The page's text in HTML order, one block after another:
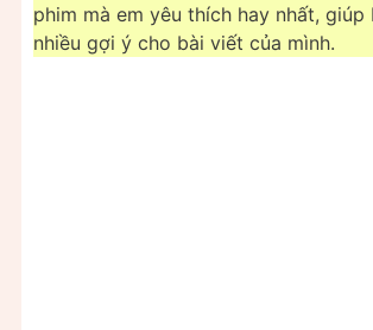
phim mà em yêu thích hay nhất, giúp
nhiều gợi ý cho bài viết của mình.